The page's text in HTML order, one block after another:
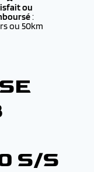
ou
:
ou 50km
S/S